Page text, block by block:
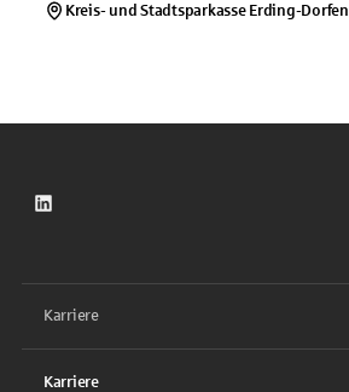
Kreis- und Stadtsparkasse Erding-Dorfen
LinkedIn
Karriere
Karriere